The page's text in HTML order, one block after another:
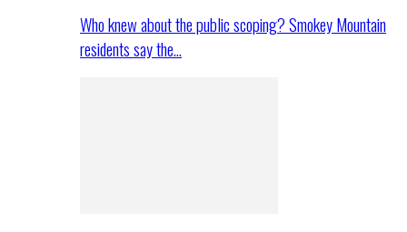
Who knew about the public scoping? Smokey Mountain
residents say the…